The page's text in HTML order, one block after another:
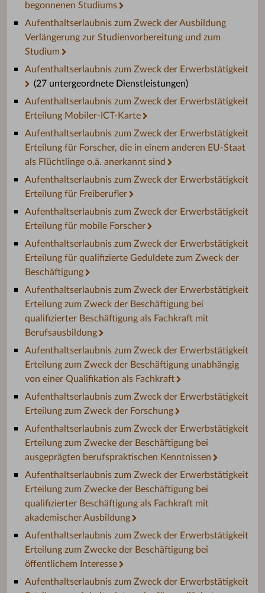
begonnenen Studiums
Aufenthaltserlaubnis zum Zweck der Ausbildung
Verlängerung zur Studienvorbereitung und zum
Studium
Aufenthaltserlaubnis zum Zweck der Erwerbstätigkeit
(27 untergeordnete Dienstleistungen)
Aufenthaltserlaubnis zum Zweck der Erwerbstätigkeit
Erteilung Mobiler-ICT-Karte
Aufenthaltserlaubnis zum Zweck der Erwerbstätigkeit
Erteilung für Forscher, die in einem anderen EU-Staat
als Flüchtlinge o.ä. anerkannt sind
Aufenthaltserlaubnis zum Zweck der Erwerbstätigkeit
Erteilung für Freiberufler
Aufenthaltserlaubnis zum Zweck der Erwerbstätigkeit
Erteilung für mobile Forscher
Aufenthaltserlaubnis zum Zweck der Erwerbstätigkeit
Erteilung für qualifizierte Geduldete zum Zweck der
Beschäftigung
Aufenthaltserlaubnis zum Zweck der Erwerbstätigkeit
Erteilung zum Zweck der Beschäftigung bei
qualifizierter Beschäftigung als Fachkraft mit
Berufsausbildung
Aufenthaltserlaubnis zum Zweck der Erwerbstätigkeit
Erteilung zum Zweck der Beschäftigung unabhängig
von einer Qualifikation als Fachkraft
Aufenthaltserlaubnis zum Zweck der Erwerbstätigkeit
Erteilung zum Zweck der Forschung
Aufenthaltserlaubnis zum Zweck der Erwerbstätigkeit
Erteilung zum Zwecke der Beschäftigung bei
ausgeprägten berufspraktischen Kenntnissen
Aufenthaltserlaubnis zum Zweck der Erwerbstätigkeit
Erteilung zum Zwecke der Beschäftigung bei
qualifizierter Beschäftigung als Fachkraft mit
akademischer Ausbildung
Aufenthaltserlaubnis zum Zweck der Erwerbstätigkeit
Erteilung zum Zwecke der Beschäftigung bei
öffentlichem Interesse
Aufenthaltserlaubnis zum Zweck der Erwerbstätigkeit